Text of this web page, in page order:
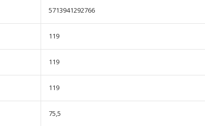
5713941292766
119
119
119
75,5